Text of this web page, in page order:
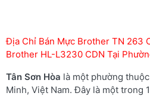
Địa Chỉ Bán Mực Brother TN 263
Brother HL-L3230 CDN Tại
Tân Sơn Hòa là một phường
Minh, Việt Nam. Đây là một trong